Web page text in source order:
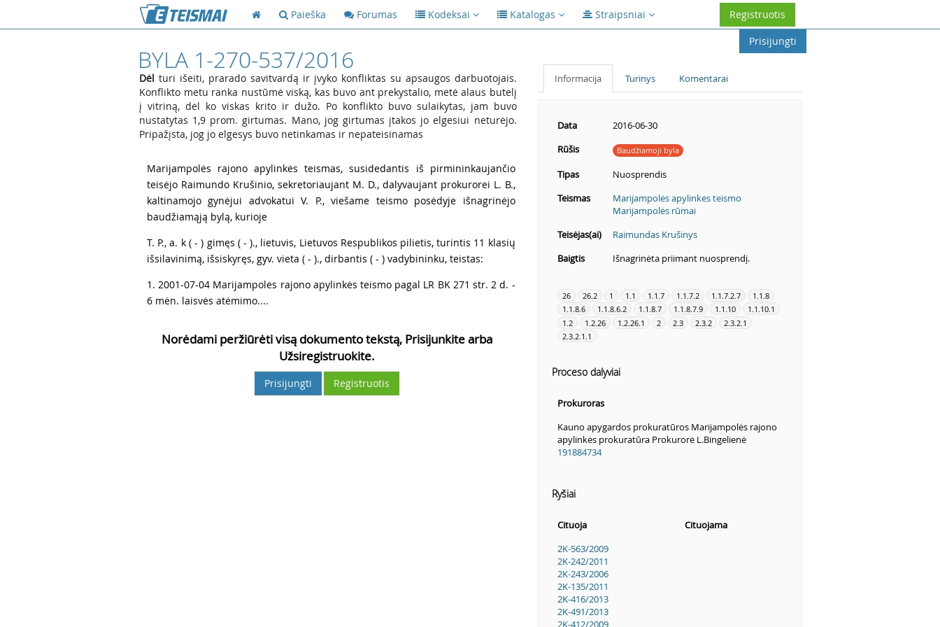
Paieška Forumas Kodeksai Katalogas Straipsniai
Registruotis
Prisijungti
BYLA 1-270-537/2016
Dėl turi išeiti, prarado savitvardą ir įvyko konfliktas su apsaugos darbuotojais.
Konflikto metu ranka nustūmė viską, kas buvo ant prekystalio, metė alaus butelį
į vitriną, dėl ko viskas krito ir dužo. Po konflikto buvo sulaikytas, jam buvo
nustatytas 1,9 prom. girtumas. Mano, jog girtumas įtakos jo elgesiui neturėjo.
Pripažįsta, jog jo elgesys buvo netinkamas ir nepateisinamas
Marijampolės rajono apylinkės teismas, susidedantis iš pirmininkaujančio
teisėjo Raimundo Krušinio, sekretoriaujant M. D., dalyvaujant prokurorei L. B.,
kaltinamojo gynėjui advokatui V. P., viešame teismo posėdyje išnagrinėjo
baudžiamąją bylą, kurioje
T. P., a. k ( - ) gimęs ( - )., lietuvis, Lietuvos Respublikos pilietis, turintis 11 klasių
išsilavinimą, išsiskyręs, gyv. vieta ( - )., dirbantis ( - ) vadybininku, teistas:
1. 2001-07-04 Marijampolės rajono apylinkės teismo pagal LR BK 271 str. 2 d. -
6 mėn. laisvės atėmimo....
Norėdami peržiūrėti visą dokumento tekstą, Prisijunkite arba
Užsiregistruokite.
Prisijungti Registruotis
Informacija Turinys Komentarai
Data
2016-06-30
Rūšis
Baudžiamoji byla
Tipas
Nuosprendis
Teismas
Marijampolės apylinkės teismo
Marijampolės rūmai
Teisėjas(ai)
Raimundas Krušinys
Baigtis
Išnagrinėta priimant nuosprendį.
26 26.2 1 1.1 1.1.7 1.1.7.2 1.1.7.2.7
1.1.8
1.1.8.6
1.1.8.6.2 1.1.8.7 1.1.8.7.9 1.1.10
1.1.10.1
1.2
1.2.26 1.2.26.1 2 2.3 2.3.2
2.3.2.1
2.3.2.1.1
Proceso dalyviai
Prokuroras
Kauno apygardos prokuratūros Marijampolės rajono
apylinkės prokuratūra Prokurorė L.Bingelienė
191884734
Ryšiai
Cituoja
Cituojama
2K-563/2009
2K-242/2011
2K-243/2006
2K-135/2011
2K-416/2013
2K-491/2013
2K-412/2009